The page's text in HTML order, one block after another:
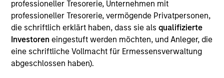
professioneller Tresorerie, Unternehmen mit
professioneller Tresorerie, vermögende Privatpersonen,
die schriftlich erklärt haben, dass sie alsqualifizierte
Investoren eingestuft werden möchten, und Anleger, die
eine schriftliche Vollmacht für Ermessensverwaltung
abgeschlossen haben).
investee engagement agenda and activities
alongside our investment teams. Rob joined the
firm in 2022 and has 22 years of investment
experience. Prior to this, Rob was Head of Asset
Stewardship Strategy at State Street Global
Advisors where he was responsible for coordinating